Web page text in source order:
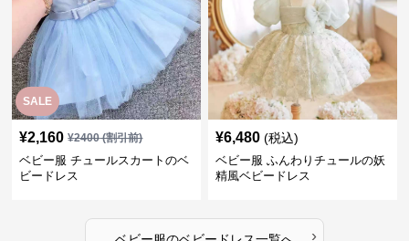
SALE
¥2,160 ¥2400(割引前)
ベビー服 チュールスカートのベ
ビードレス
6,480 (税込)
ベビー服 ふんわりチュールの妖
精風ベビードレス